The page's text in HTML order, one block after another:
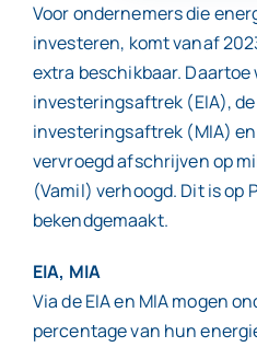
Voor ondernemers die
investeren, komt vanaf
extra beschikbaar.
investeringsaftrek (EIA),
investeringsaftrek (MIA)
vervroegd afschrijven op
(Vamil) verhoogd. Dit is op
bekendgemaakt.
EIA, MIA
Via de EIA en MIA mogen
percentage van hun